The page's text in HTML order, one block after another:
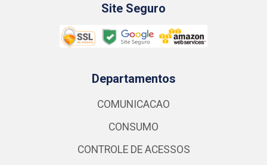
Site Seguro
Departamentos
COMUNICACAO
CONSUMO
CONTROLE DE ACESSOS